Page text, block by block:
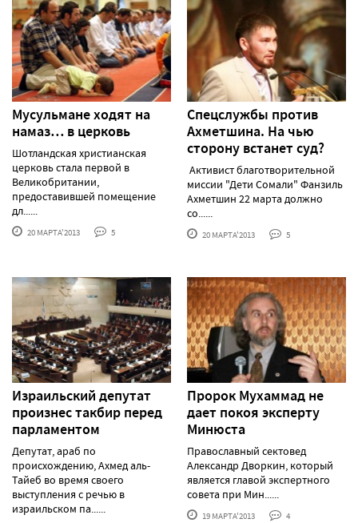
Мусульмане ходят на
намаз… в церковь
Шотландская христианская
церковь стала первой в
Великобритании,
предоставившей помещение
дл......
20 МАРТА'2013 5
Спецслужбы против
Ахметшина. На чью
сторону встанет суд?
Активист благотворительной
миссии "Дети Сомали" Фанзиль
Ахметшин 22 марта должно
со......
20 МАРТА'2013 5
Израильский депутат
произнес такбир перед
парламентом
Депутат, араб по
происхождению, Ахмед аль-
Тайеб во время своего
выступления с речью в
израильском па......
Пророк Мухаммад не
дает покоя эксперту
Минюста
Православный сектовед
Александр Дворкин, который
является главой экспертного
совета при Мин......
19 МАРТА'2013 4